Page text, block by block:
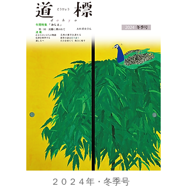
２０２４年・冬季号